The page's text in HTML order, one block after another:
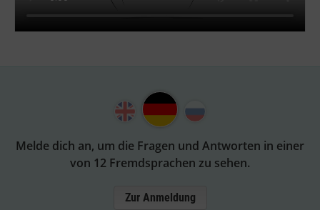
Melde dich an, um die Fragen und Antworten in einer
von 12 Fremdsprachen zu sehen.
Zur Anmeldung